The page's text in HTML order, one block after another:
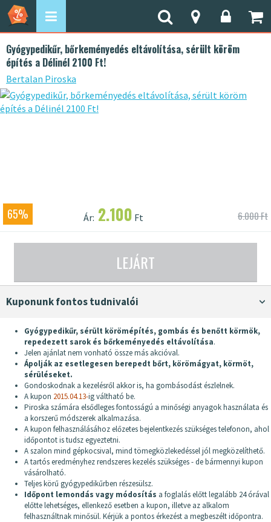
Gyógypedikűr, bőrkeményedés eltávolítása, sérült köröm
építés a Délinél 2100 Ft!
Bertalan Piroska
65% Ár: 2.100 Ft 6.000 Ft
LEJÁRT
Kuponunk fontos tudnivalói
Gyógypedikűr, sérült körömépítés, gombás és benőtt körmök,
repedezett sarok és bőrkeményedés eltávolítása.
Jelen ajánlat nem vonható össze más akcióval.
Ápolják az esetlegesen berepedt bőrt, körömágyat, körmöt,
sérüléseket.
Gondoskodnak a kezelésről akkor is, ha gombásodást észlelnek.
A kupon 2015.04.13-ig váltható be.
Piroska számára elsődleges fontosságú a minőségi anyagok használata és
a korszerű módszerek alkalmazása.
A kupon felhasználásához előzetes bejelentkezés szükséges telefonon, ahol
időpontot is tudsz egyeztetni.
A szalon mind gépkocsival, mind tömegközlekedéssel jól megközelíthető.
A tartós eredményhez rendszeres kezelés szükséges - de bármennyi kupon
vásárolható.
Teljes körű gyógypedikűrben részesülsz.
Időpont lemondás vagy módosítás a foglalás előtt legalább 24 órával
előtte lehetséges, ellenkező esetben a kupon, illetve az alkalom
felhasználtnak minősül. Kérjük a pontos érkezést a megbeszélt időpontra.